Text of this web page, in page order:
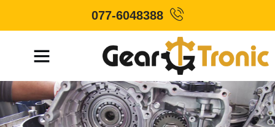
077-6048388